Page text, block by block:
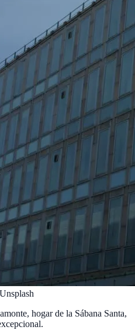
hogar de la Sábana Santa,